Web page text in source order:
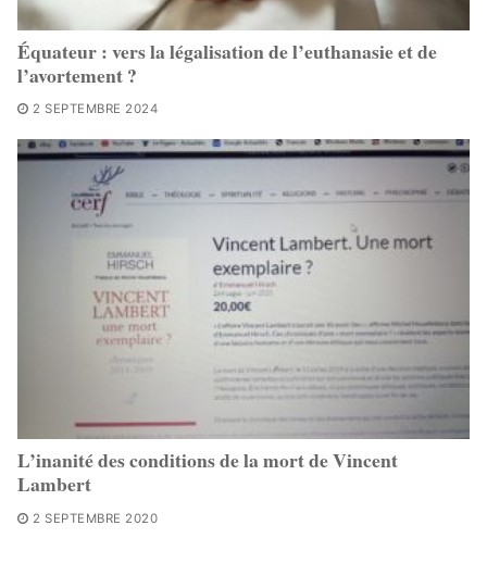
Équateur : vers la légalisation de l’euthanasie et de
l’avortement ?
2 SEPTEMBRE 2024
L’inanité des conditions de la mort de Vincent
Lambert
2 SEPTEMBRE 2020